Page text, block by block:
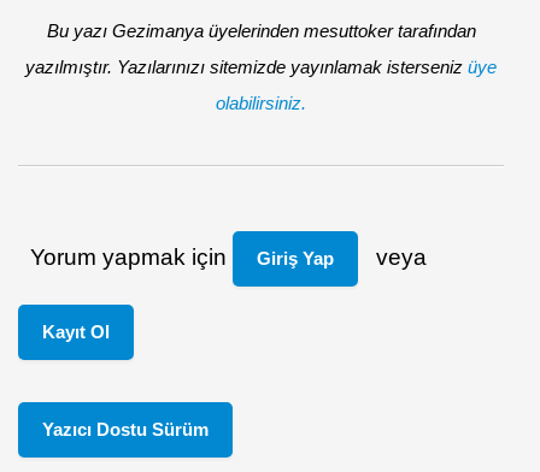
Bu yazı Gezimanya üyelerinden mesuttoker tarafından
yazılmıştır. Yazılarınızı sitemizde yayınlamak isterseniz üye
olabilirsiniz.
Yorum yapmak için Giriş Yap veya
Kayıt Ol
Yazıcı Dostu Sürüm